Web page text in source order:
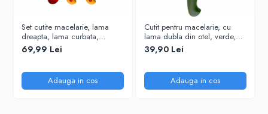
Set cutite macelarie, lama
dreapta, lama curbata,
manere colorate, 3 piese
69,99 Lei
Adauga in cos
Cutit pentru macelarie, cu
lama dubla din otel, verde,
lungimea lamei de 20 cm
39,90 Lei
Adauga in cos